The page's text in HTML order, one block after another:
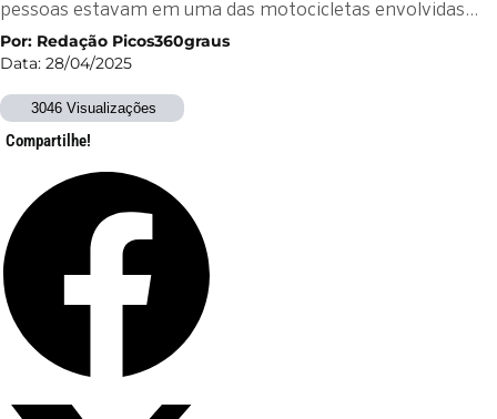
pessoas estavam em uma das motocicletas envolvidas…
Por: Redação Picos360graus
Data: 28/04/2025
3046 Visualizações
Compartilhe!